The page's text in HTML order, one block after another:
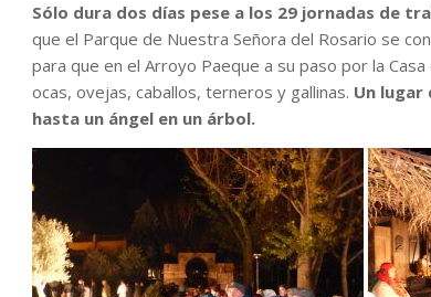
Sólo dura dos días pese a los 29 jornadas de
que el Parque de Nuestra Señora del Rosario se
para que en el Arroyo Paeque a su paso por la
ocas, ovejas, caballos, terneros y gallinas. Un lugar
hasta un ángel en un árbol.